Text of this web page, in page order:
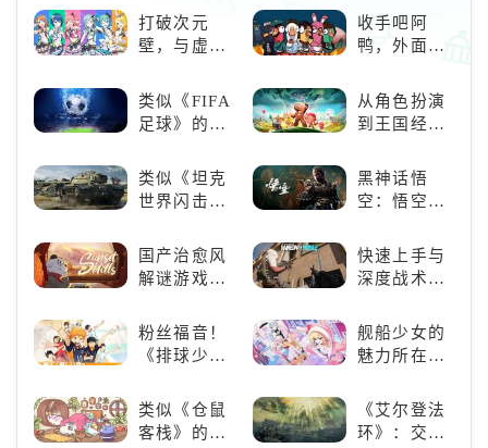
类手游推
荐：极致策
2K24梦幻球
队》类似游
打破次元
壁，与虚拟
写音符物语
收手吧阿
鸭，外面全
类似《FIFA
足球》的足
荐！快来赢
得世界冠军
吧！
从角色扮演
到王国经
游为何能俘
获玩家心？
类似《坦克
世界闪击
（WOTB）
的军事类游
爱的装备出
发吧！
黑神话悟
空：悟空携
来，游戏界
的东方巨
国产治愈风
解谜游戏
丘》
快速上手与
深度战术兼
六号M》是
否值得入
粉丝福音！
《排球少
HIGH!!》手
游还原经典
舰船少女的
魅力所在：
线》
类似《仓鼠
客栈》的萌
《艾尔登法
环》：交界